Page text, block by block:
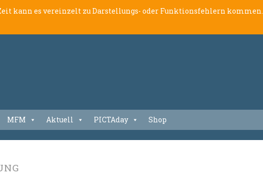
kann es vereinzelt zu Darstellungs- oder Funktionsfehlern kommen.
MFM Aktuell PICTAday Shop